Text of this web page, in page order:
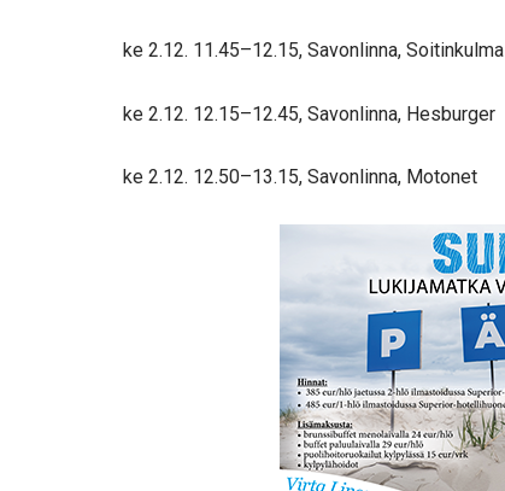
ke 2.12. 11.45–12.15, Savonlinna, Soitinkulma
ke 2.12. 12.15–12.45, Savonlinna, Hesburger
ke 2.12. 12.50–13.15, Savonlinna, Motonet